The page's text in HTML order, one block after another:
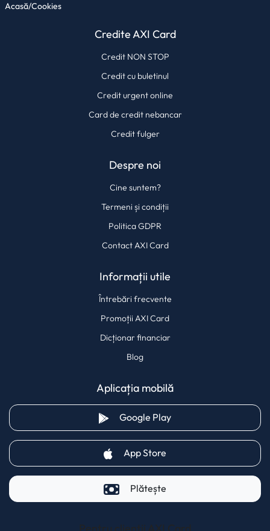
Acasă/Cookies
Credite AXI Card
Credit NON STOP
Credit cu buletinul
Credit urgent online
Card de credit nebancar
Credit fulger
Despre noi
Cine suntem?
Termeni și condiții
Politica GDPR
Contact AXI Card
Informații utile
Întrebări frecvente
Promoții AXI Card
Dicționar financiar
Blog
Aplicația mobilă
Google Play(opens in a new tab)
App Store
Plătește